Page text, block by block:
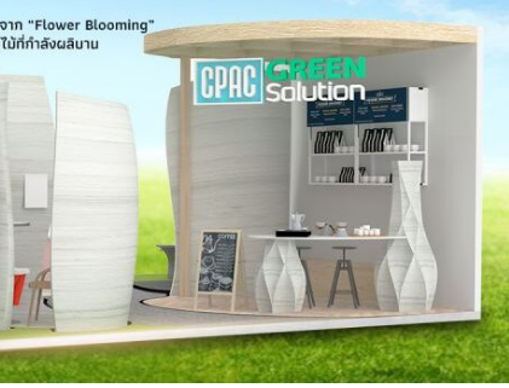
June 8, 2026 ConstructionThailand
วารสารเหมืองแร่ : ปีที่ 15
ฉบับที่ 3 พฤษภาคม-
มิถุนายน 2568
July 21, 2025 ConstructionThailand